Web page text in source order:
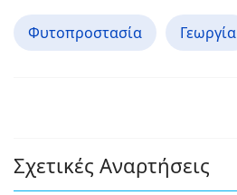
Φυτοπροστασία Γεωργία
Σχετικές Αναρτήσεις